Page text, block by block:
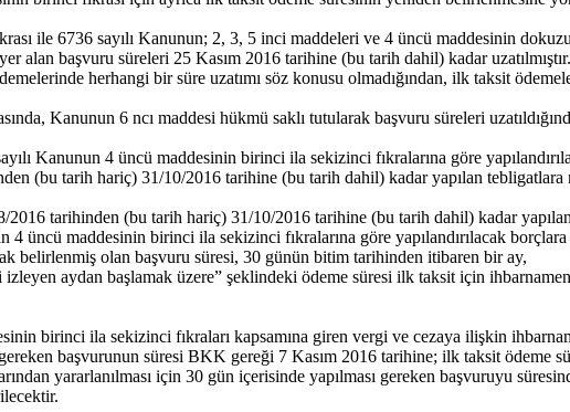
ile 6736 sayılı Kanunun; 2, 3, 5 inci maddeleri ve 4 üncü maddesinin
alan başvuru süreleri 25 Kasım 2016 tarihine (bu tarih dahil) kadar uzatılmıştır.
herhangi bir süre uzatımı söz konusu olmadığından, ilk taksit
Kanunun 6 ncı maddesi hükmü saklı tutularak başvuru süreleri
Kanunun 4 üncü maddesinin birinci ila sekizinci fıkralarına göre
(bu tarih hariç) 31/10/2016 tarihine (bu tarih dahil) kadar yapılan
tarihinden (bu tarih hariç) 31/10/2016 tarihine (bu tarih dahil) kadar
4 üncü maddesinin birinci ila sekizinci fıkralarına göre yapılandırılacak
belirlenmiş olan başvuru süresi, 30 günün bitim tarihinden itibaren bir ay,
aydan başlamak üzere” şeklindeki ödeme süresi ilk taksit için
birinci ila sekizinci fıkraları kapsamına giren vergi ve cezaya ilişkin
başvurunun süresi BKK gereği 7 Kasım 2016 tarihine; ilk taksit ödeme
yararlanılması için 30 gün içerisinde yapılması gereken başvuruyu